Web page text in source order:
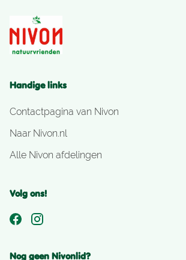
Handige links
Contactpagina van Nivon
Naar Nivon.nl
Alle Nivon afdelingen
Volg ons!
Nog geen Nivonlid?